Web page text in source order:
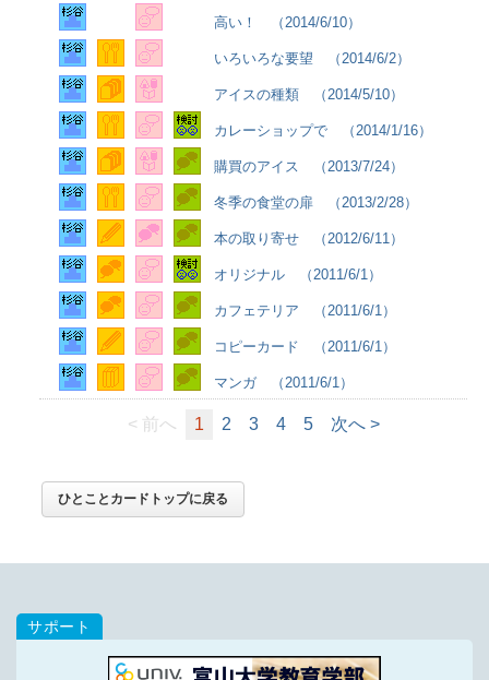
高い！ （2014/6/10）
いろいろな要望 （2014/6/2）
アイスの種類 （2014/5/10）
カレーショップで （2014/1/16）
購買のアイス （2013/7/24）
冬季の食堂の扉 （2013/2/28）
本の取り寄せ （2012/6/11）
オリジナル （2011/6/1）
カフェテリア （2011/6/1）
コピーカード （2011/6/1）
マンガ （2011/6/1）
< 前へ 1 2 3 4 5 次へ >
ひとことカードトップに戻る